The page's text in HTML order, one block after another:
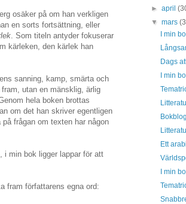
osäker på om han verkligen
en sorts fortsättning, eller
. Som titeln antyder fokuserar
kärleken, den kärlek han
sanning, kamp, smärta och
utan en mänsklig, ärlig
hela boken brottas
om det han skriver egentligen
frågan om texten har någon
i min bok ligger lappar för att
fram författarens egna ord:
►april
▼mars
I min
Dags
I min
Ett
I min